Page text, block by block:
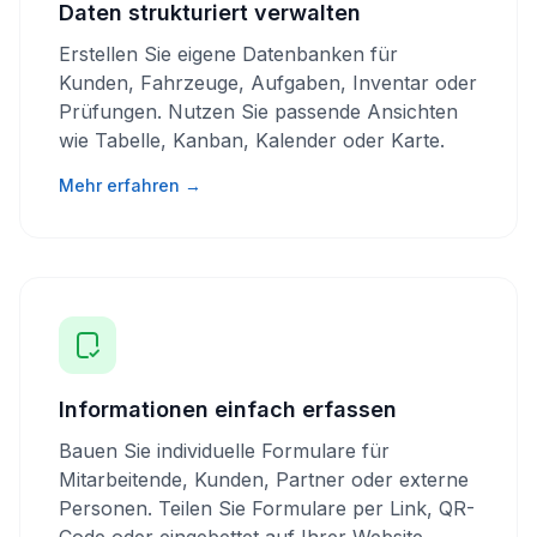
Daten strukturiert verwalten
Erstellen Sie eigene Datenbanken für
Kunden, Fahrzeuge, Aufgaben, Inventar oder
Prüfungen. Nutzen Sie passende Ansichten
wie Tabelle, Kanban, Kalender oder Karte.
Mehr erfahren →
Informationen einfach erfassen
Bauen Sie individuelle Formulare für
Mitarbeitende, Kunden, Partner oder externe
Personen. Teilen Sie Formulare per Link, QR-